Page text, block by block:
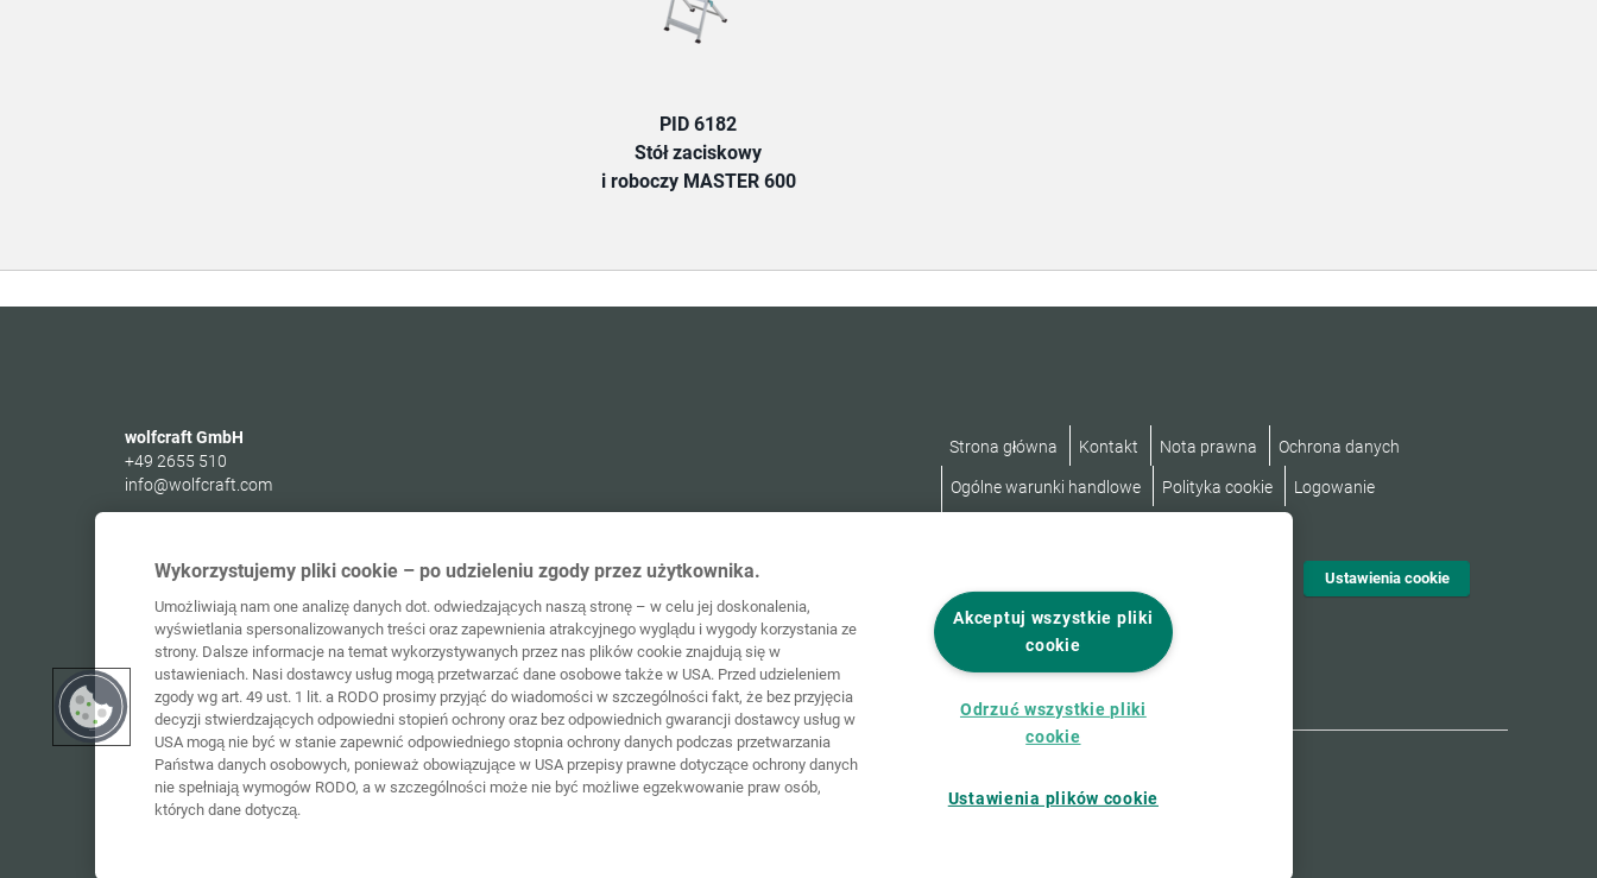
PID 6182
Stół zaciskowy
i roboczy MASTER 600
wolfcraft GmbH
+49 2655 510
info@wolfcraft.com
Germany
Strona główna Kontakt Nota prawna Ochrona danych
Ogólne warunki handlowe Polityka cookie Logowanie
Ustawienia cookie
Wykorzystujemy pliki cookie – po udzieleniu zgody przez użytkownika.
Umożliwiają nam one analizę danych dot. odwiedzających naszą stronę – w celu jej doskonalenia,
wyświetlania spersonalizowanych treści oraz zapewnienia atrakcyjnego wyglądu i wygody korzystania ze
strony. Dalsze informacje na temat wykorzystywanych przez nas plików cookie znajdują się w
ustawieniach. Nasi dostawcy usług mogą przetwarzać dane osobowe także w USA. Przed udzieleniem
zgody wg art. 49 ust. 1 lit. a RODO prosimy przyjąć do wiadomości w szczególności fakt, że bez przyjęcia
decyzji stwierdzających odpowiedni stopień ochrony oraz bez odpowiednich gwarancji dostawcy usług w
USA mogą nie być w stanie zapewnić odpowiedniego stopnia ochrony danych podczas przetwarzania
Państwa danych osobowych, ponieważ obowiązujące w USA przepisy prawne dotyczące ochrony danych
nie spełniają wymogów RODO, a w szczególności może nie być możliwe egzekwowanie praw osób,
których dane dotyczą.
Akceptuj wszystkie pliki
cookie
Odrzuć wszystkie pliki
cookie
Ustawienia plików cookie